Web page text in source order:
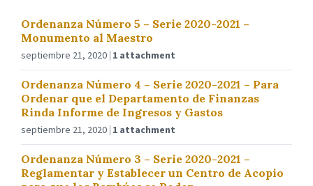
Ordenanza Número 5 – Serie 2020-2021 –
Monumento al Maestro
septiembre 21, 2020 1 attachment
Ordenanza Número 4 – Serie 2020-2021 – Para
Ordenar que el Departamento de Finanzas
Rinda Informe de Ingresos y Gastos
septiembre 21, 2020 1 attachment
Ordenanza Número 3 – Serie 2020-2021 –
Reglamentar y Establecer un Centro de Acopio